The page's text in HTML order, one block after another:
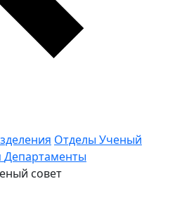
Отделы Ученый
Департаменты
совет